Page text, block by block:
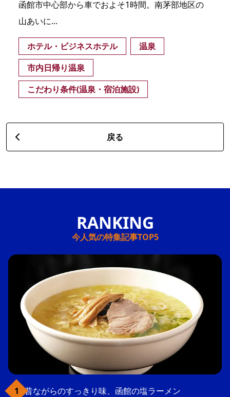
函館市中心部から車でおよそ1時間。南茅部地区の
山あいに...
ホテル・ビジネスホテル
温泉
市内日帰り温泉
こだわり条件(温泉・宿泊施設)
戻る
今人気の特集記事TOP5
昔ながらのすっきり味、函館の塩ラーメン